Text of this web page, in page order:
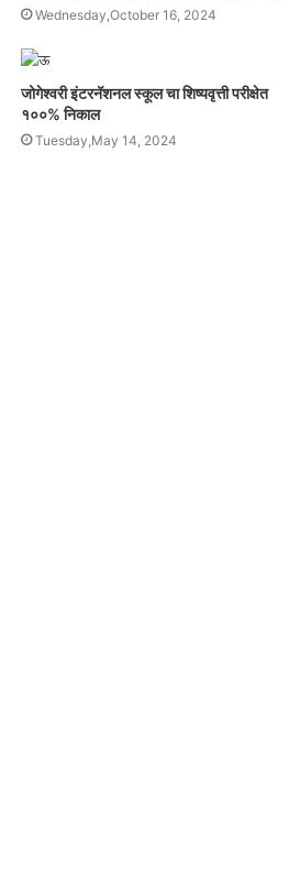
Wednesday,October 16, 2024
जोगेश्वरी इंटरनॅशनल स्कूल चा शिष्यवृत्ती परीक्षेत
१००% निकाल
Tuesday,May 14, 2024